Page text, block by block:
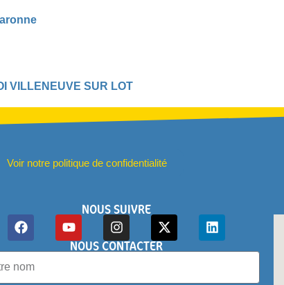
VILLENEUVE SUR LOT
Voir notre politique de confidentialité
NOUS SUIVRE
NOUS CONTACTER